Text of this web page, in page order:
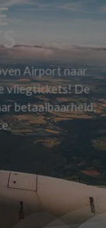
Airport naar
vliegtickets! De
betaalbaarheid,